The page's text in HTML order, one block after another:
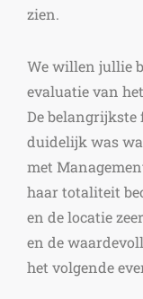
zien.
We willen jullie
evaluatie van
De
duidelijk was
met
haar totaliteit
en de locatie
en de
het volgende